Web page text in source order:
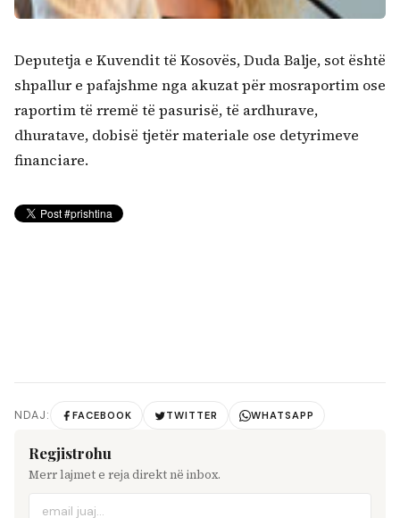
Deputetja e Kuvendit të Kosovës, Duda Balje, sot është
shpallur e pafajshme nga akuzat për mosraportim ose
raportim të rremë të pasurisë, të ardhurave,
dhuratave, dobisë tjetër materiale ose detyrimeve
financiare.
NDAJ: FACEBOOK TWITTER WHATSAPP
Regjistrohu
Merr lajmet e reja direkt në inbox.